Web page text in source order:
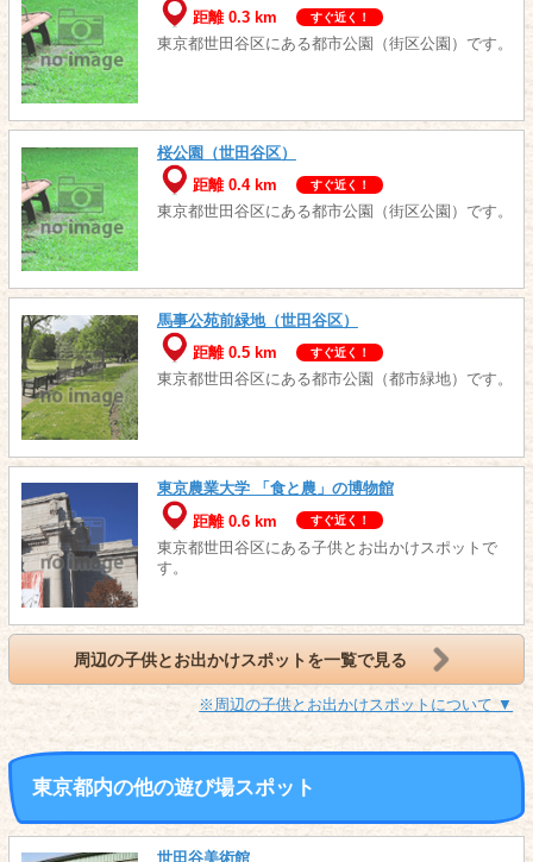
距離 0.3 km
すぐ近く！
東京都世田谷区にある都市公園（街区公園）です。
桜公園（世田谷区）
距離 0.4 km
すぐ近く！
東京都世田谷区にある都市公園（街区公園）です。
馬事公苑前緑地（世田谷区）
距離 0.5 km
すぐ近く！
東京都世田谷区にある都市公園（都市緑地）です。
東京農業大学 「食と農」の博物館
距離 0.6 km
すぐ近く！
東京都世田谷区にある子供とお出かけスポットで
す。
周辺の子供とお出かけスポットを一覧で見る
※周辺の子供とお出かけスポットについて ▼
東京都内の他の遊び場スポット
世田谷美術館